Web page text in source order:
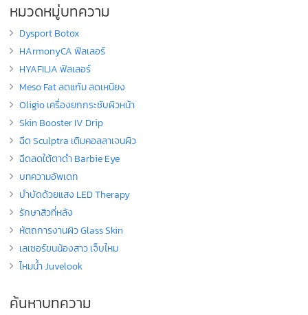
หมวดหมู่บทความ
Dysport Botox
HArmonyCA ฟิลเลอร์
HYAFILIA ฟิลเลอร์
Meso Fat ลดแก้ม ลดเหนียง
Oligio เครื่องยกกระชับผิวหน้า
Skin Booster IV Drip
ฉีด Sculptra เติมคอลลาเจนผิว
ฉีดลดใต้ตาดำ Barbie Eye
บทความอัพเดท
บำบัดด้วยแสง LED Therapy
รักษาสิวที่หลัง
หัตถการงานผิว Glass Skin
เลเซอร์ขนน้องสาว เจ็บไหม
ไหมน้ำ Juvelook
ค้นหาบทความ